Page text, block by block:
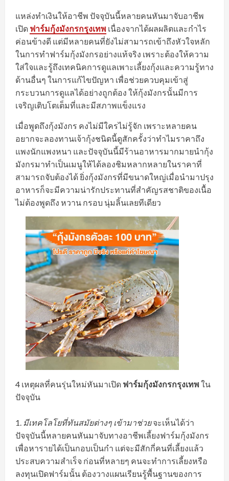
แหล่งทำเงินให้อาชีพ ปัจจุบันนี้หลายคนหันมาจับอาชีพ
เปิด ฟาร์มกุ้งมังกรกรุงเทพ เนื่องจากได้ผลผลิตและกำไร
ค่อนข้างดี แต่มีหลายคนที่ยังไม่สามารถเข้าถึงหัวใจหลัก
ในการทำฟาร์มกุ้งมังกรอย่างแท้จริง เพราะต้องให้ความ
ใส่ใจและรู้ถึงเทคนิคการดูแลเพาะเลี้ยงกุ้งและความรู้ทาง
ด้านอื่นๆ ในการแก้ไขปัญหา เพื่อช่วยควบคุมเข้าสู่
กระบวนการดูแลได้อย่างถูกต้อง ให้กุ้งมังกรนั้นมีการ
เจริญเติบโตเต็มที่และมีสภาพแข็งแรง
เมื่อพูดถึงกุ้งมังกร คงไม่มีใครไม่รู้จัก เพราะหลายคน
อยากจะลองทานเจ้ากุ้งชนิดนี้ดูสักครั้งว่าทำไมราคาถึง
แพงนักแพงหนา และปัจจุบันนี้มีร้านอาหารมากมายนำกุ้ง
มังกรมาทำเป็นเมนูให้ได้ลองชิมหลากหลายในราคาที่
สามารถจับต้องได้ ยิ่งกุ้งมังกรที่มีขนาดใหญ่เมื่อนำมาปรุง
อาหารก็จะมีความน่ารักประทานที่สำคัญรสชาติของเนื้อ
ไม่ต้องพูดถึง หวาน กรอบ นุ่มลิ้นเลยทีเดียว
4 เหตุผลที่คนรุ่นใหม่หันมาเปิด ฟาร์มกุ้งมังกรกรุงเทพ ใน
ปัจจุบัน
มีเทคโลโยที่ทันสมัยต่างๆ เข้ามาช่วยจะเห็นได้ว่า
ปัจจุบันนี้หลายคนหันมาจับทางอาชีพเลี้ยงฟาร์มกุ้งมังกร
เพื่อหารายได้เป็นกอบเป็นกำ แต่จะมีสักกี่คนที่เลี้ยงแล้ว
ประสบความสำเร็จ ก่อนที่หลายๆ คนจะทำการเลี้ยงหรือ
ลงทุนเปิดฟาร์มนั้น ต้องวางแผนเรียนรู้พื้นฐานของการ